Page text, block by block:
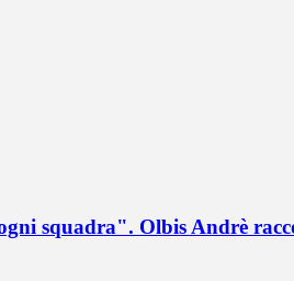
squadra". Olbis Andrè